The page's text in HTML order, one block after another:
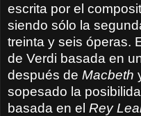
escrita por el
siendo sólo la
treinta y seis óperas.
de Verdi basada en
después de Macbeth
sopesado la
basada en el Rey